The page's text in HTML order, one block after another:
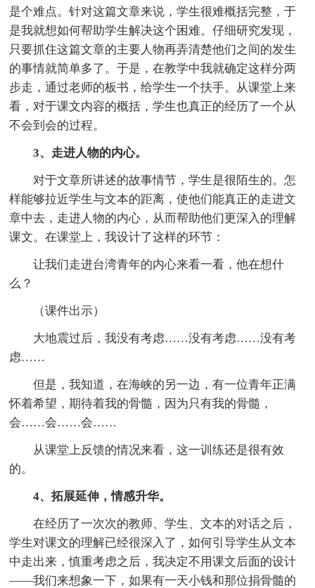
是个难点。针对这篇文章来说，学生很难概括完整，于
是我就想如何帮助学生解决这个困难。仔细研究发现，
只要抓住这篇文章的主要人物再弄清楚他们之间的发生
的事情就简单多了。于是，在教学中我就确定这样分两
步走，通过老师的板书，给学生一个扶手。从课堂上来
看，对于课文内容的概括，学生也真正的经历了一个从
不会到会的过程。
3、走进人物的内心。
对于文章所讲述的故事情节，学生是很陌生的。怎
样能够拉近学生与文本的距离，使他们能真正的走进文
章中去，走进人物的内心，从而帮助他们更深入的理解
课文。在课堂上，我设计了这样的环节：
让我们走进台湾青年的内心来看一看，他在想什
么？
（课件出示）
大地震过后，我没有考虑……没有考虑……没有考
虑……
但是，我知道，在海峡的另一边，有一位青年正满
怀着希望，期待着我的骨髓，因为只有我的骨髓，
会……会……会……
从课堂上反馈的情况来看，这一训练还是很有效
的。
4、拓展延伸，情感升华。
在经历了一次次的教师、学生、文本的对话之后，
学生对课文的理解已经很深入了，如何引导学生从文本
中走出来，慎重考虑之后，我决定不用课文后面的设计
——我们来想象一下，如果有一天小钱和那位捐骨髓的